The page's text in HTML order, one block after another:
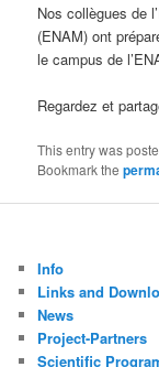
Nos collègues de
(ENAM) ont
le campus de
Regardez et
This entry was
Bookmark the
Info
Links and
News
Project-Partners
Scientific